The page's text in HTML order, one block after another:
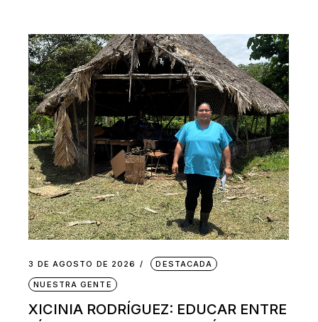
3 DE AGOSTO DE 2026 DESTACADA
NUESTRA GENTE
XICINIA RODRÍGUEZ: EDUCAR ENTRE